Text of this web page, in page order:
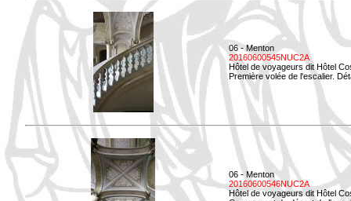
06 - Menton
20160600545NUC2A
Hôtel de voyageurs dit Hôtel
Première volée de l'escalier.
06 - Menton
20160600546NUC2A
Hôtel de voyageurs dit Hôtel